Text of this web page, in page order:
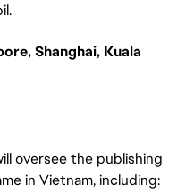
Shanghai, Kuala
oversee the publishing
in Vietnam, including: